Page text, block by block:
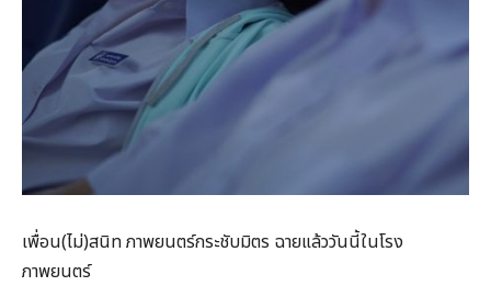
เพื่อน(ไม่)สนิท ภาพยนตร์กระชับมิตร ฉายแล้ววันนี้ในโรง
ภาพยนตร์